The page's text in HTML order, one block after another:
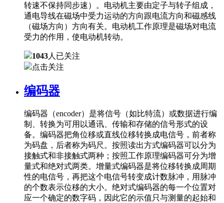
转速不保持同步速）。电动机主要由定子与转子组成，
通电导线在磁场中受力运动的方向跟电流方向和磁感线
（磁场方向）方向有关。电动机工作原理是磁场对电流
受力的作用，使电动机转动。
1043人已关注
点击关注
编码器
编码器（encoder）是将信号（如比特流）或数据进行编
制、转换为可用以通讯、传输和存储的信号形式的设
备。编码器把角位移或直线位移转换成电信号，前者称
为码盘，后者称为码尺。按照读出方式编码器可以分为
接触式和非接触式两种；按照工作原理编码器可分为增
量式和绝对式两类。增量式编码器是将位移转换成周期
性的电信号，再把这个电信号转变成计数脉冲，用脉冲
的个数表示位移的大小。绝对式编码器的每一个位置对
应一个确定的数字码，因此它的示值只与测量的起始和